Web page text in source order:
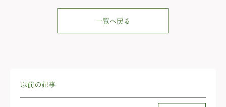
一覧へ戻る
以前の記事